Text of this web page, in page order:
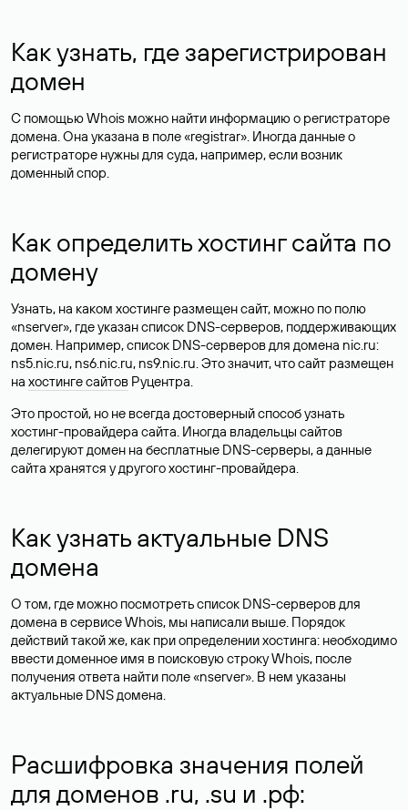
Как узнать, где зарегистрирован
домен
С помощью Whois можно найти информацию о регистраторе
домена. Она указана в поле «registrar». Иногда данные о
регистраторе нужны для суда, например, если возник
доменный спор.
Как определить хостинг сайта по
домену
Узнать, на каком хостинге размещен сайт, можно по полю
«nserver», где указан список DNS-серверов, поддерживающих
домен. Например, список DNS-серверов для домена nic.ru:
ns5.nic.ru, ns6.nic.ru, ns9.nic.ru. Это значит, что сайт размещен
на хостинге сайтов Руцентра.
Это простой, но не всегда достоверный способ узнать
хостинг-провайдера сайта. Иногда владельцы сайтов
делегируют домен на бесплатные DNS-серверы, а данные
сайта хранятся у другого хостинг-провайдера.
Как узнать актуальные DNS
домена
О том, где можно посмотреть список DNS-серверов для
домена в сервисе Whois, мы написали выше. Порядок
действий такой же, как при определении хостинга: необходимо
ввести доменное имя в поисковую строку Whois, после
получения ответа найти поле «nserver». В нем указаны
актуальные DNS домена.
Расшифровка значения полей
для доменов .ru, .su и .рф: